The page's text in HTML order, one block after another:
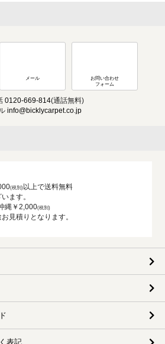
メール
お問い合わせ
フォーム
0120-669-814(通話無料)
info@bicklycarpet.co.jp
以上で送料無料
ます。
縄￥2,000
見積りとなります。